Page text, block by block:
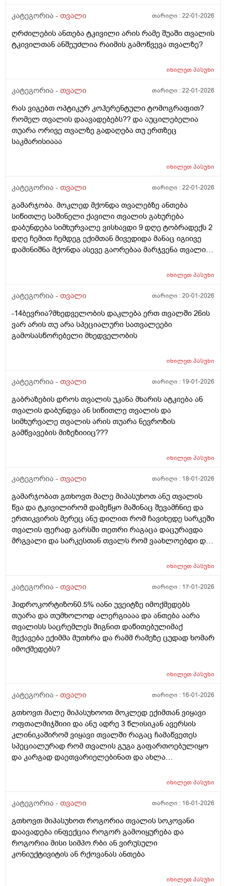
კატეგორია - თვალი თარიღი :22-01-2026
ღრძილების ანთება ტკივილი არის რამე შუაში თვალის
ტკივილთან ანშეუძლია რაიმის გამოწვევა თვალზე?
იხილეთპასუხი
კატეგორია - თვალი თარიღი :22-01-2026
რას ვიგებთ ოპტიკურ კოჰერენტული ტომოგრაფით?
რომელ თვალის დაავადებებს?? და აუცილებელია
თუარა ორივე თვალზე გადაღება თუ ერთზეც
საკმარისიააა
იხილეთპასუხი
კატეგორია - თვალი თარიღი :22-01-2026
გამარჯობა. მოკლედ მქონდა თვალებზე ანთება
სიწითლე საშინელი ქავილი თვალის გახურება
დაბუნდება სიმხურვალე ვისხავდი 9 დღე ტობრადექს 2
დღე ჩემით ჩემდეგ ექიმთან მივედიდა მანაც იგიივე
დამინიშნა მქონდა ასევე გაორებაა მარჯვენა თვალის
თვალების უკანა ნაწილი გეწებებაო . .. და ასევე ვისხავ
კონსულტაციაზე ექიმთან და შემხედაა და ასევე
თვალზე -14 მაქ მოკლედ ტომოგრაფიაზე რომ
გამსინჯაა მითხრა ანთება აგარ არიო და მხოლოდ
მარცხენა თვალზე გადამიღო და რომ ვუთხარი რატომ
ვთვლი საჭიროდ და -14ზე ვერ დავინახავ რახდებაო
რატომღა მაქვს თვალის გაორება მომენტებში
ბუნდოვნად ხედვა მომენტებში თვალის დაძაბულობა
გახედვის და ყურების დროს რომ გავიხედავ ხოლმე.
მარჯვენა თვალიდან ხან მარცხნივ ხან მარჯვნივ
სულრო სითბოში ვიყო თითქოს ცივი მსუბუქი ნიავია
ჩემსთვალთან ასეთი შეგრძნება მაქვს ხოლმე და
მარცხენა თვალში ანთება ან წნევის მატება ან
თვალშიც იქნებოდა ხო? და აკბად ამიტომ არ
ჩათვალა საჭიროდ თუ რახდება ვერ გავიგე ასევე ჰაის
წვეთებს რომ ვისხავ თითქოს მერწ რამოდენიმე
საათის მერე თვალის გვერდებში თეთრად მაქვს
ხოლმე და პლუს საცრემლებთან რაგაცებს
გამოდევნის ხხოლმე თეთრად ხან ყვითელ წირპლებს
იხილეთპასუხი
კატეგორია - თვალი თარიღი :20-01-2026
-14ბევრია?მხედველობის დაკლება ერთ თვალში 26ის
ვარ არის თუ არა სპეციალური სათვალეები
გამოსასწორებელი მხედველობის
იხილეთპასუხი
კატეგორია - თვალი თარიღი : 19-01-2026
გაბრაზების დროს თვალის უკანა მხარის ატკიება ან
თვალის დაბუნდვა ან სიწითლე თვალის და
სიმხურვალე თვალის არის თუარა ნევროზის
გამწვავების მიზეზიიიც???
იხილეთპასუხი
კატეგორია - თვალი თარიღი : 18-01-2026
გამარჯობათ გთხოვთ მალე მიპასუხოთ ანუ თვალის
წვა და ტკივილირომ დამეწყო მაშინაც შევამჩნიე და
ერთიკვირის მერეც ანუ დილით რომ ჩავიხედე სარკეში
თვალის ფერად გარსში თეთრი რაგაცა დაცურავდა
მრგვალი და სარკესთან თვალს რომ ვაახლოებდი და
საცრემლესთანდა ეგ წაისვიო და უვეიტის და
იხილეთპასუხი
კატეგორია - თვალი თარიღი : 17-01-2026
ჰიდროკორტიზონ0.5% იანი უვეიტზე იმოქმედებს
თუარა და თუმხოლოდ ალერგიააა და ანთება აარა
თვალისს საცრემლეს შიგნით დაწითებულიმაქ
მექავება ექიმმა მუთხრა და რამმ რამეზე ცუდად ხომარ
იმოქმედებს?
იხილეთპასუხი
კატეგორია - თვალი თარიღი : 16-01-2026
გთხოვთ მალე მიპასუხოოთ მოკლედ ექიმთან ვიყავი
ოფთალმიჯშიიი და ანუ ადრე 3 წლისიკან ავერსის
კლინიკაშირომ ვიყავი თვალში რაგაც ჩამაწვეთეს
სპეციალურად რომ თვალის გუგა გაფართოებულიყო
და კარგად დაეთვარიელებინათ და ახლა
რომმივედი სიმახვილე თვალის გამისინჯეს და ორი
მივადე თვითონ იმ რაგაცაში რაგაცები ჩამდა
დამითვალიერა მტავარმა ექიმმა არა და შემდეგ
რაგაცა ლაზერი მიმანატა ანალოგიური ნიკაპის
დადებით და ამით ხდება თუარა ბაქტერიულიდა
ვირუსული ინფექციების დადასტურება ვიწვეთებდი
და რავი და დამინიშნა ჰაი ს თვალის წვეთები და რავი
იხილეთპასუხი
კატეგორია - თვალი თარიღი : 16-01-2026
გთხოვთ მიპასუხოთ როგორია თვალის სოკოვანი
დაავადება ინფექცია როგორ გამოიყურება და
როგორია მისი სიმპო.რბი ან ვირუსული
კონიუქტივიტის ან რქოვანას ანთება
იხილეთპასუხი